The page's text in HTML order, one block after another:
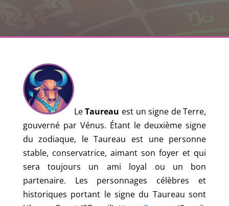
LeTaureau est un signe de Terre,
gouverné par Vénus. Étant le deuxième signe
du zodiaque, le Taureau est une personne
stable, conservatrice, aimant son foyer et qui
sera toujours un ami loyal ou un bon
partenaire. Les personnages célèbres et
historiques portant le signe du Taureau sont